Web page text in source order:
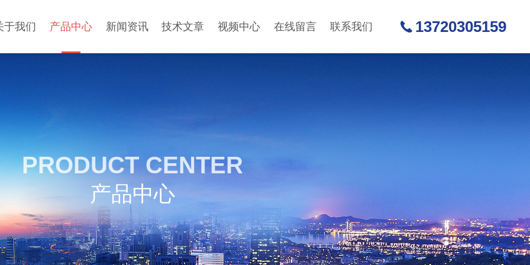
于我们 产品中心 新闻资讯 技术文章 视频中心 在线留言 联系我们 13720305159
PRODUCT CENTER
产品中心